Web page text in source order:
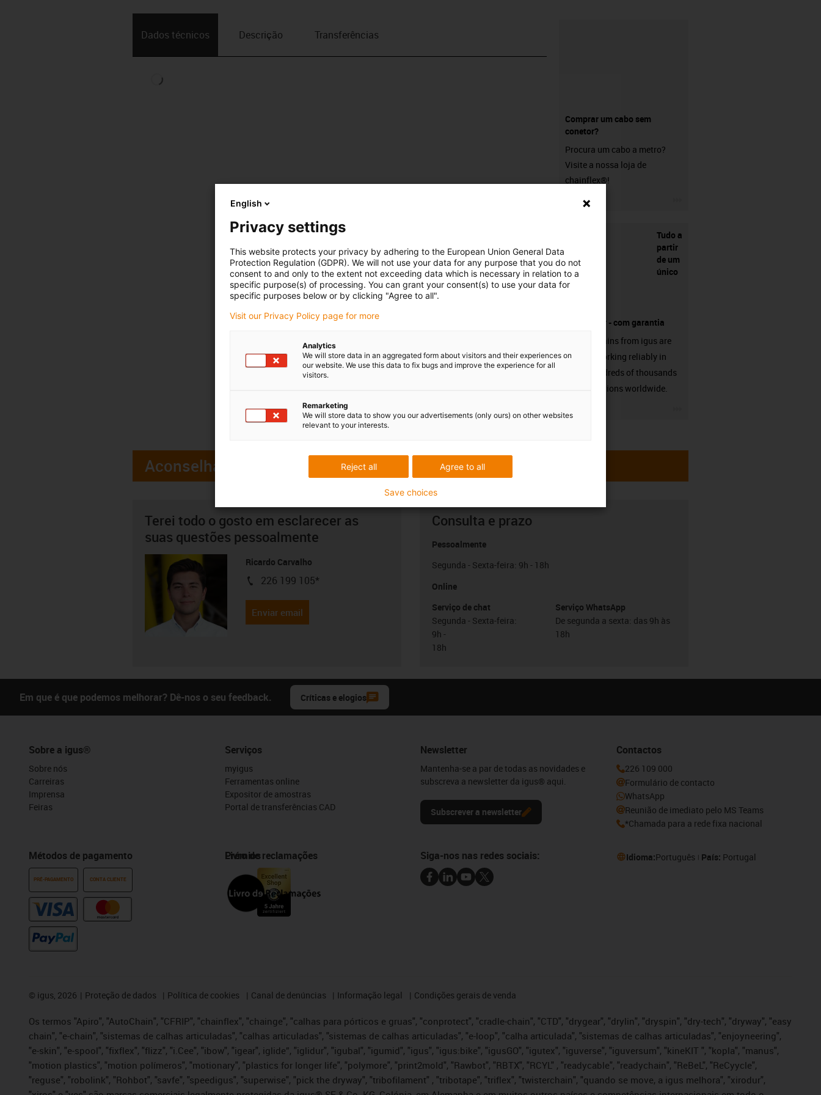
Dados técnicos Descrição Transferências
Comprar um cabo sem
conetor?
Procura um cabo a metro?
Visite a nossa loja de
chainflex®!
Tudo a
partir
de um
único
fornecedor - com garantia
Energy chains from igus are
already working reliably in
many hundreds of thousands
of applications worldwide.
Aconselhamento
Terei todo o gosto em esclarecer as
suas questões pessoalmente
Ricardo Carvalho
igus-icon-phone
226 199 105*
Enviar email
Consulta e prazo
Pessoalmente
Segunda - Sexta-feira: 9h - 18h
Online
Serviço de chat
Segunda - Sexta-feira:
9h -
18h
Serviço WhatsApp
De segunda a sexta: das 9h às
18h
Em que é que podemos melhorar? Dê-nos o seu feedback. Críticas e elogios
Sobre a igus®
Sobre nós
Carreiras
Imprensa
Feiras
Métodos de pagamento
PRÉ-PAGAMENTO CONTA CLIENTE
Serviços
myigus
Ferramentas online
Expositor de amostras
Portal de transferências CAD
Prémios
Livro de reclamações
Newsletter
Mantenha-se a par de todas as novidades e
subscreva a newsletter da igus® aqui.
Subscrever a newsletter
Contactos
226 109 000
Formulário de contacto
WhatsApp
Reunião de imediato pelo MS Teams
*Chamada para a rede fixa nacional
Siga-nos nas redes sociais: Idioma:Português País: Portugal
© igus, 2026 Proteção de dados Política de cookies Canal de denúncias Informação legal Condições gerais de venda
Os termos "Apiro", "AutoChain", "CFRIP", "chainflex", "chainge", "calhas para pórticos e gruas", "conprotect", "cradle-chain", "CTD", "drygear", "drylin", "dryspin", "dry-tech", "dryway", "easy
chain", "e-chain", "sistemas de calhas articuladas", "calhas articuladas", "sistemas de calhas articuladas", "e-loop", "calha articulada", "sistemas de calhas articuladas", "enjoyneering",
"e-skin", "e-spool", "fixflex", "flizz", "i.Cee", "ibow", "igear", iglide”, "iglidur", "igubal", "igumid", "igus", "igus:bike", "igusGO", "igutex", "iguverse", "iguversum", "kineKIT ", "kopla", "manus",
"motion plastics", "motion polímeros", "motionary", "plastics for longer life", "polymore", "print2mold", "Rawbot", "RBTX", "RCYL" , "readycable", "readychain", "ReBeL", "ReCyycle",
"reguse", "robolink", "Rohbot", "savfe", "speedigus", "superwise", "pick the dryway", "tribofilament" , "tribotape", "triflex", "twisterchain", "quando se move, a igus melhora", "xirodur",
English
Privacy settings
This website protects your privacy by adhering to the European Union General Data
Protection Regulation (GDPR). We will not use your data for any purpose that you do not
consent to and only to the extent not exceeding data which is necessary in relation to a
specific purpose(s) of processing. You can grant your consent(s) to use your data for
specific purposes below or by clicking "Agree to all".
Visit our Privacy Policy page for more
Analytics
We will store data in an aggregated form about visitors and their experiences on
our website. We use this data to fix bugs and improve the experience for all
visitors.
Remarketing
We will store data to show you our advertisements (only ours) on other websites
relevant to your interests.
Agree to all
Reject all
Save choices